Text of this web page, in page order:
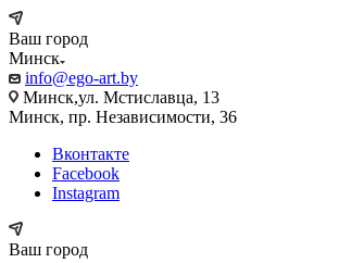
Ваш город
Минск
info@ego-art.by
Минск,ул. Мстиславца, 13
Минск, пр. Независимости, 36
Вконтакте
Facebook
Instagram
Ваш город